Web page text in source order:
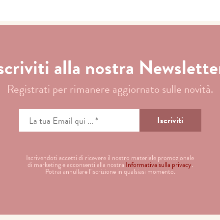
alla nostra
Registrati per rimanere aggiornato sulle novità.
Iscrivendoti accetti di ricevere il nostro materiale promozionale
di marketing e acconsenti alla nostra Informativa sulla privacy.
Potrai annullare l'iscrizione in qualsiasi momento.